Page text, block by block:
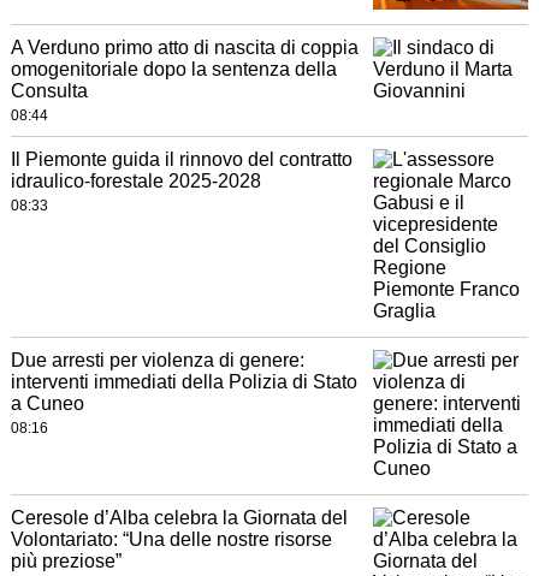
A Verduno primo atto di nascita di coppia
omogenitoriale dopo la sentenza della
Consulta
08:44
Il Piemonte guida il rinnovo del contratto
idraulico-forestale 2025-2028
08:33
Due arresti per violenza di genere:
interventi immediati della Polizia di Stato
a Cuneo
08:16
Ceresole d’Alba celebra la Giornata del
Volontariato: “Una delle nostre risorse
più preziose”